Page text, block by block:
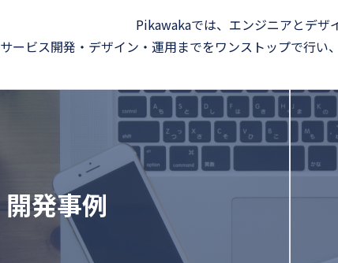
Pikawakaでは、エンジニアとデザ
サービス開発・デザイン・運用までをワンストップで行い
開発事例